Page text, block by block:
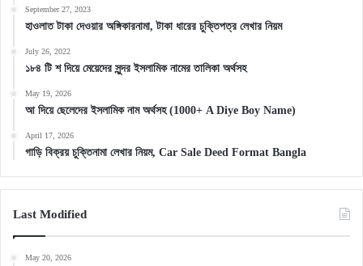
September 27, 2023
হাওলাত টাকা দেওয়ার অঙ্গিকারনামা, টাকা ধারের চুক্তিপত্র লেখার নিয়ম
July 26, 2022
১৮৪ টি শ দিয়ে মেয়েদের সুন্দর ইসলামিক নামের তালিকা অর্থসহ
May 19, 2026
আ দিয়ে ছেলেদের ইসলামিক নাম অর্থসহ (1000+ A Diye Boy Name)
April 17, 2026
গাড়ি বিক্রয় চুক্তিনামা লেখার নিয়ম, Car Sale Deed Format Bangla
Last Modified
May 20, 2026